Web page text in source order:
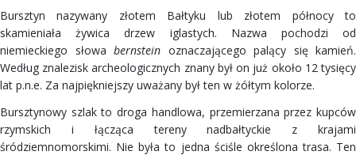
Bursztyn nazywany złotem Bałtyku lub złotem północy to
skamieniała żywica drzew iglastych. Nazwa pochodzi od
niemieckiego słowa bernstein oznaczającego palący się kamień.
Według znalezisk archeologicznych znany był on już około 12 tysięcy
lat p.n.e. Za najpiękniejszy uważany był ten w żółtym kolorze.
Bursztynowy szlak to droga handlowa, przemierzana przez kupców
rzymskich i łącząca tereny nadbałtyckie z krajami
śródziemnomorskimi. Nie była to jedna ściśle określona trasa. Ten